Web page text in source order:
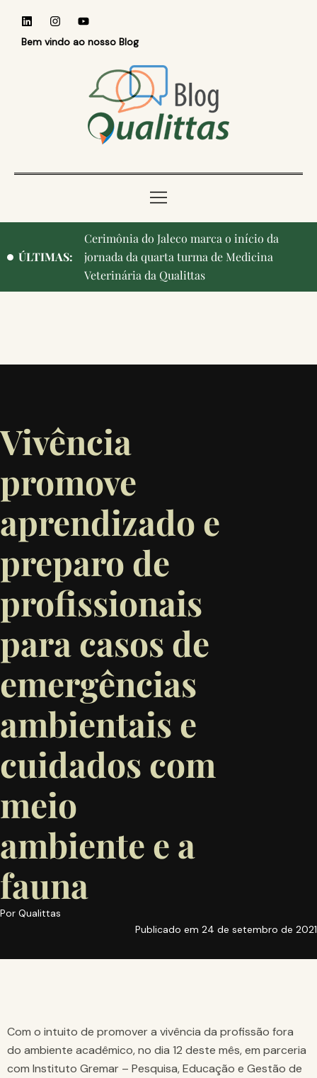
Bem vindo ao nosso Blog
ÚLTIMAS:
Qualittas, Portas Abertas! e aniversário de
Campinas, cidade onde nasceu a instituição,
ganham destaque na imprensa
Vivência
promove
aprendizado e
preparo de
profissionais
para casos de
emergências
ambientais e
cuidados com
meio
ambiente e a
fauna
Por Qualittas
Publicado em 24 de setembro de 2021
Com o intuito de promover a vivência da profissão fora
do ambiente acadêmico, no dia 12 deste mês, em parceria
com Instituto Gremar – Pesquisa, Educação e Gestão de